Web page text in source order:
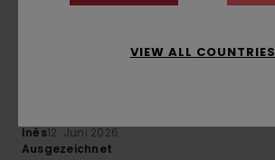
5/5
Inês12. Juni 2026
Ausgezeichnet
VIEW ALL COUNTRIES